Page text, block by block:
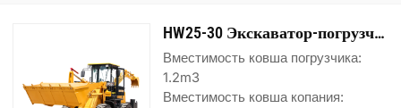
HW25-30 Экскаватор-погрузчик
Вместимость ковша погрузчика:
1.2m3
Вместимость ковша копания: